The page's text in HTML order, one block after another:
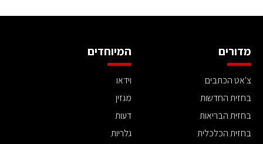
מדורים
צ'אט הכתבים
בחזית החדשות
בחזית הבריאות
בחזית הכלכלית
המיוחדים
וידאו
מגזין
דעות
גלריות